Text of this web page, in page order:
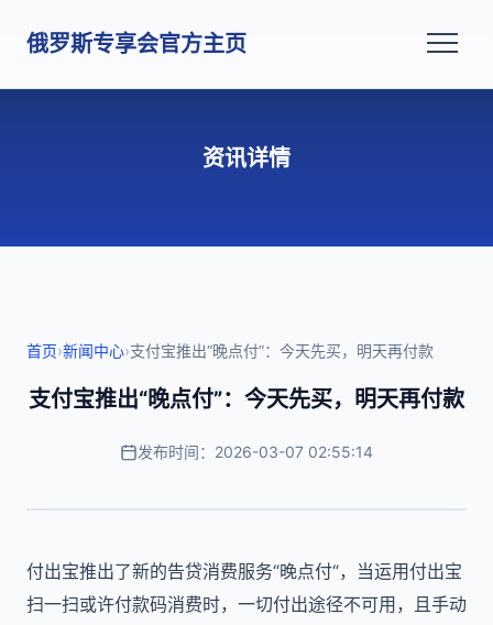
俄罗斯专享会官方主页
资讯详情
首页›新闻中心›支付宝推出“晚点付”：今天先买，明天再付款
支付宝推出“晚点付”：今天先买，明天再付款
发布时间：2026-03-07 02:55:14
付出宝推出了新的告贷消费服务“晚点付“，当运用付出宝
扫一扫或许付款码消费时，一切付出途径不可用，且手动